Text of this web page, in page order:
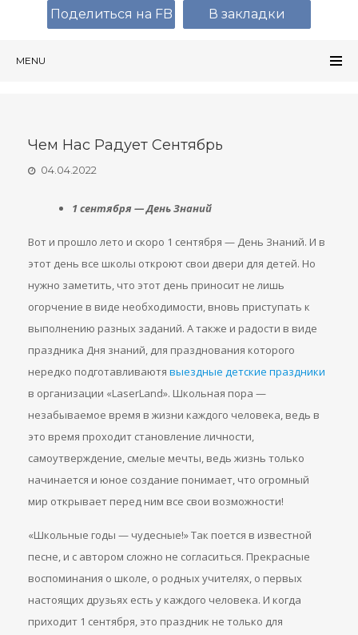
MENU
Чем Нас Радует Сентябрь
04.04.2022
1 сентября — День Знаний
Вот и прошло лето и скоро 1 сентября — День Знаний. И в
этот день все школы откроют свои двери для детей. Но
нужно заметить, что этот день приносит не лишь
огорчение в виде необходимости, вновь приступать к
выполнению разных заданий. А также и радости в виде
праздника Дня знаний, для празднования которого
нередко подготавливаютя выездные детские праздники
в организации «LaserLand». Школьная пора —
незабываемое время в жизни каждого человека, ведь в
это время проходит становление личности,
самоутверждение, смелые мечты, ведь жизнь только
начинается и юное создание понимает, что огромный
мир открывает перед ним все свои возможности!
«Школьные годы — чудесные!» Так поется в известной
песне, и с автором сложно не согласиться. Прекрасные
воспоминания о школе, о родных учителях, о первых
настоящих друзьях есть у каждого человека. И когда
приходит 1 сентября, это праздник не только для
Поделиться на FB В закладки